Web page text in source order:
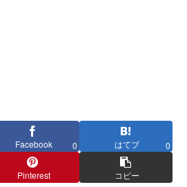
Facebook 0 はてブ 0
Pinterest コピー